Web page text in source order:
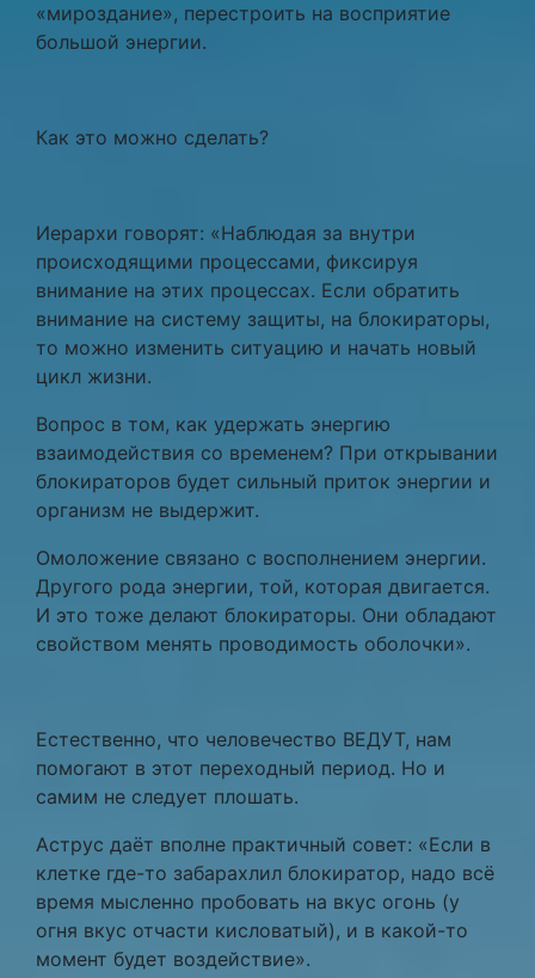
«мироздание», перестроить на восприятие
большой энергии.
Как это можно сделать?
Иерархи говорят: «Наблюдая за внутри
происходящими процессами, фиксируя
внимание на этих процессах. Если обратить
внимание на систему защиты, на блокираторы,
то можно изменить ситуацию и начать новый
цикл жизни.
Вопрос в том, как удержать энергию
взаимодействия со временем? При открывании
блокираторов будет сильный приток энергии и
организм не выдержит.
Омоложение связано с восполнением энергии.
Другого рода энергии, той, которая двигается.
И это тоже делают блокираторы. Они обладают
свойством менять проводимость оболочки».
Естественно, что человечество ВЕДУТ, нам
помогают в этот переходный период. Но и
самим не следует плошать.
Аструс даёт вполне практичный совет: «Если в
клетке где-то забарахлил блокиратор, надо всё
время мысленно пробовать на вкус огонь (у
огня вкус отчасти кисловатый), и в какой-то
момент будет воздействие».